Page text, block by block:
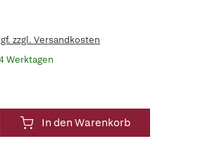
zzgl. Versandkosten
Werktagen
In den Warenkorb